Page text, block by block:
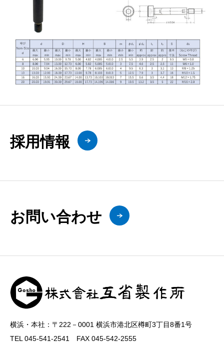
採用情報
お問い合わせ
横浜・本社：〒222－0001 横浜市港北区樽町3丁目8番1号
TEL 045-541-2541 FAX 045-542-2555